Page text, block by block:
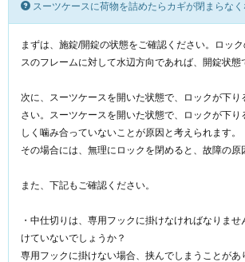
スーツケースに荷物を詰めたらカギが閉まらなく
まずは、施錠/開錠の状態をご確認ください。ロッ
スのフレームに対して水辺方向であれば、開錠状態
次に、スーツケースを開いた状態で、ロックが下
さい。スーツケースを開いた状態で、ロックが下り
しく噛み合っていないことが原因と考えられます。
その場合には、無理にロックを閉めると、故障の原
また、下記もご確認ください。
・中仕切りは、専用フックに掛けなければなりま
けていないでしょうか？
専用フックに掛けない場合、挟んでしまうことがあ